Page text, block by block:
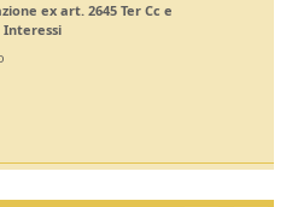
ex art. 2645 Ter Cc e
Interessi